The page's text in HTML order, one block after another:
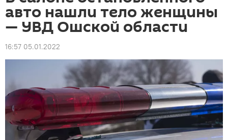
авто нашли тело женщины
— УВД Ошской области
16:57 05.01.2022